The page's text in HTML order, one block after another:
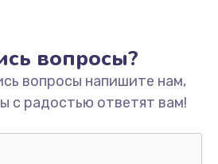
карбюратора
1300 руб.
Заказать
вопросы?
вопросы напишите нам,
с радостью ответят вам!